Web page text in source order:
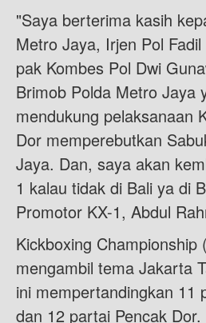
"Saya berterima kasih
Metro Jaya, Irjen Pol
pak Kombes Pol Dwi
Brimob Polda Metro Jaya
mendukung pelaksanaan
Dor memperebutkan
Jaya. Dan, saya akan
1 kalau tidak di Bali ya di
Promotor KX-1, Abdul
Kickboxing Championship
mengambil tema Jakarta
ini mempertandingkan 11
dan 12 partai Pencak Dor.